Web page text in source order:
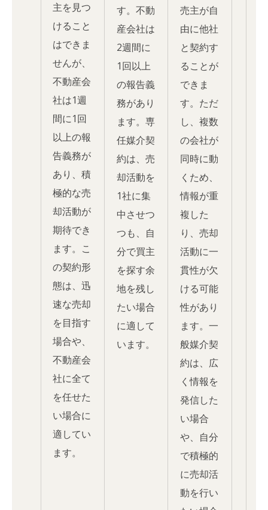
主を見つ
けること
はできま
せんが、
不動産会
社は1週
間に1回
以上の報
告義務が
あり、積
極的な売
却活動が
期待でき
ます。こ
の契約形
態は、迅
速な売却
を目指す
場合や、
不動産会
社に全て
を任せた
い場合に
適してい
ます。
す。不動
産会社は
2週間に
1回以上
の報告義
務があり
ます。専
任媒介契
約は、売
却活動を
1社に集
中させつ
つも、自
分で買主
を探す余
地を残し
たい場合
に適して
います。
売主が自
由に他社
と契約す
ることが
できま
す。ただ
し、複数
の会社が
同時に動
くため、
情報が重
複した
り、売却
活動に一
貫性が欠
ける可能
性があり
ます。一
般媒介契
約は、広
く情報を
発信した
い場合
や、自分
で積極的
に売却活
動を行い